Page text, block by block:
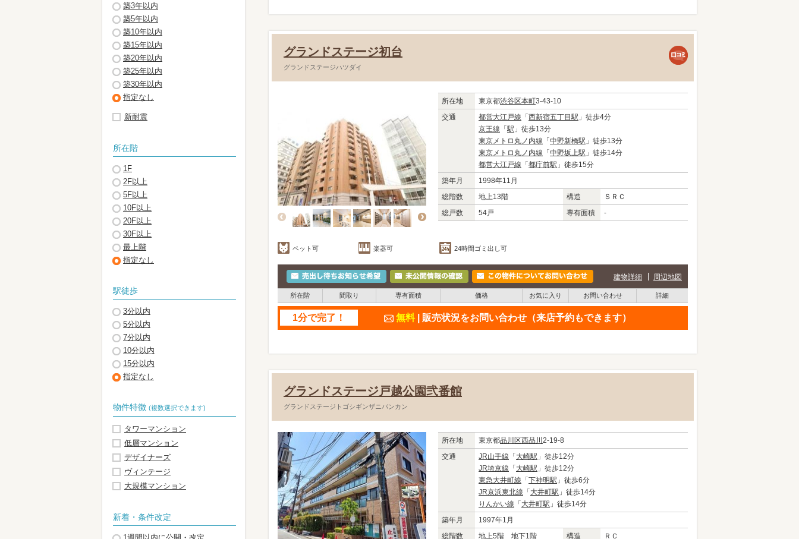
築3年以内
築5年以内
築10年以内
築15年以内
築20年以内
築25年以内
築30年以内
指定なし
新耐震
所在階
1F
2F以上
5F以上
10F以上
20F以上
30F以上
最上階
指定なし
駅徒歩
3分以内
5分以内
7分以内
10分以内
15分以内
指定なし
物件特徴 (複数選択できます)
タワーマンション
低層マンション
デザイナーズ
ヴィンテージ
大規模マンション
新着・条件改定
グランドステージ初台
グランドステージハツダイ
所在地 東京都渋谷区本町3-43-10
交通
都営大江戸線 「 西新宿五丁目駅 」徒歩4分
京王線 「駅 」徒歩13分
東京メトロ丸ノ内線 「 中野新橋駅 」徒歩13分
東京メトロ丸ノ内線 「 中野坂上駅 」徒歩14分
都営大江戸線 「 都庁前駅 」徒歩15分
築年月
1998年11月
総階数
地上13階 構造
ＳＲＣ
総戸数
54戸 専有面積 -
ペット可 楽器可 24時間ゴミ出し可
建物詳細 周辺地図
所在階 間取り 専有面積 価格 お気に入り お問い合わせ 詳細
1分で完了！ 無料 | 販売状況をお問い合わせ（来店予約もできます）
グランドステージ戸越公園弐番館
グランドステージトゴシギンザニバンカン
所在地 東京都品川区西品川 2-19-8
交通
JR山手線 「 大崎駅 」徒歩12分
JR埼京線 「 大崎駅 」徒歩12分
東急大井町線 「 下神明駅 」徒歩6分
JR京浜東北線 「 大井町駅 」徒歩14分
りんかい線 「 大井町駅 」徒歩14分
築年月
1997年1月
総階数
地上5階 地下1階 構造 ＲＣ